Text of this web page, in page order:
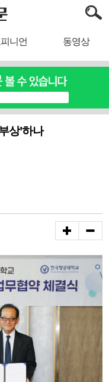
니언 동영상
상’하나